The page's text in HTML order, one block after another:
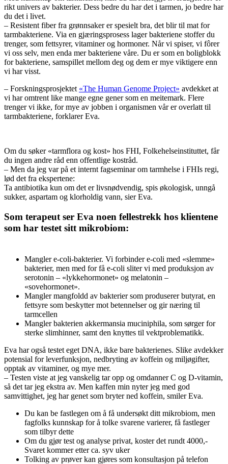
rikt univers av bakterier. Dess bedre du har det i tarmen, jo bedre har
du det i livet.
– Resistent fiber fra grønnsaker er spesielt bra, det blir til mat for
tarmbakteriene. Via en gjæringsprosess lager bakteriene stoffer du
trenger, som fettsyrer, vitaminer og hormoner. Når vi spiser, vi fôrer
vi oss selv, men enda mer bakteriene våre. Du er som en boligblokk
for bakteriene, samspillet mellom deg og dem er mye viktigere enn
vi har visst.
– Forskningsprosjektet «The Human Genome Project» avdekket at
vi har omtrent like mange egne gener som en meitemark. Flere
trenger vi ikke, for mye av jobben i organismen vår er overlatt til
tarmbakteriene, forklarer Eva.
Om du søker «tarmflora og kost» hos FHI, Folkehelseinstituttet, får
du ingen andre råd enn offentlige kostråd.
– Men da jeg var på et internt fagseminar om tarmhelse i FHIs regi,
lød det fra ekspertene:
Ta antibiotika kun om det er livsnødvendig, spis økologisk, unngå
sukker, aspartam og klorholdig vann, sier Eva.
Som terapeut ser Eva noen fellestrekk hos klientene
som har testet sitt mikrobiom:
Mangler e-coli-bakterier. Vi forbinder e-coli med «slemme»
bakterier, men med for få e-coli sliter vi med produksjon av
serotonin – «lykkehormonet» og melatonin –
«sovehormonet».
Mangler mangfoldd av bakterier som produserer butyrat, en
fettsyre som beskytter mot betennelser og gir næring til
tarmcellen
Mangler bakterien akkermansia muciniphila, som sørger for
sterke slimhinner, samt den knyttes til vektproblematikk.
Eva har også testet eget DNA, ikke bare bakterienes. Slike avdekker
potensial for leverfunksjon, nedbryting av koffein og miljøgifter,
opptak av vitaminer, og mye mer.
– Testen viste at jeg vanskelig tar opp og omdanner C og D-vitamin,
så det tar jeg ekstra av. Men kaffen min nyter jeg med god
samvittighet, jeg har genet som bryter ned koffein, smiler Eva.
Du kan be fastlegen om å få undersøkt ditt mikrobiom, men
fagfolks kunnskap for å tolke svarene varierer, få fastleger
som tilbyr dette
Om du gjør test og analyse privat, koster det rundt 4000,-
Svaret kommer etter ca. syv uker
Tolking av prøver kan gjøres som konsultasjon på telefon